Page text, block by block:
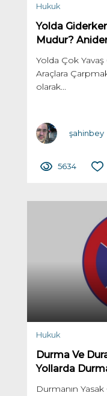
Hukuk
Yolda
Mudur?
Yolda Çok
Araçlara
olarak...
şahinbey
5634
Hukuk
Durma Ve
Yollarda
Durmanın